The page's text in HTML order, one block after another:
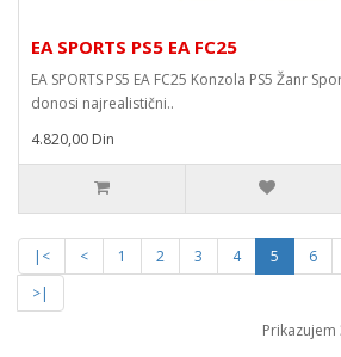
EA SPORTS PS5 EA FC25
EA SPORTS PS5 EA FC25 Konzola PS5 Žanr
donosi najrealistični..
4.820,00 Din
|< < 1 2 3 4 5 6
>|